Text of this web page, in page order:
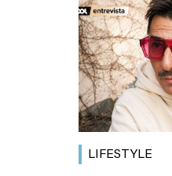
LIFESTYLE